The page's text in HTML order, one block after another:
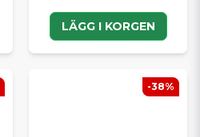
LÄGG I KORGEN
-38%